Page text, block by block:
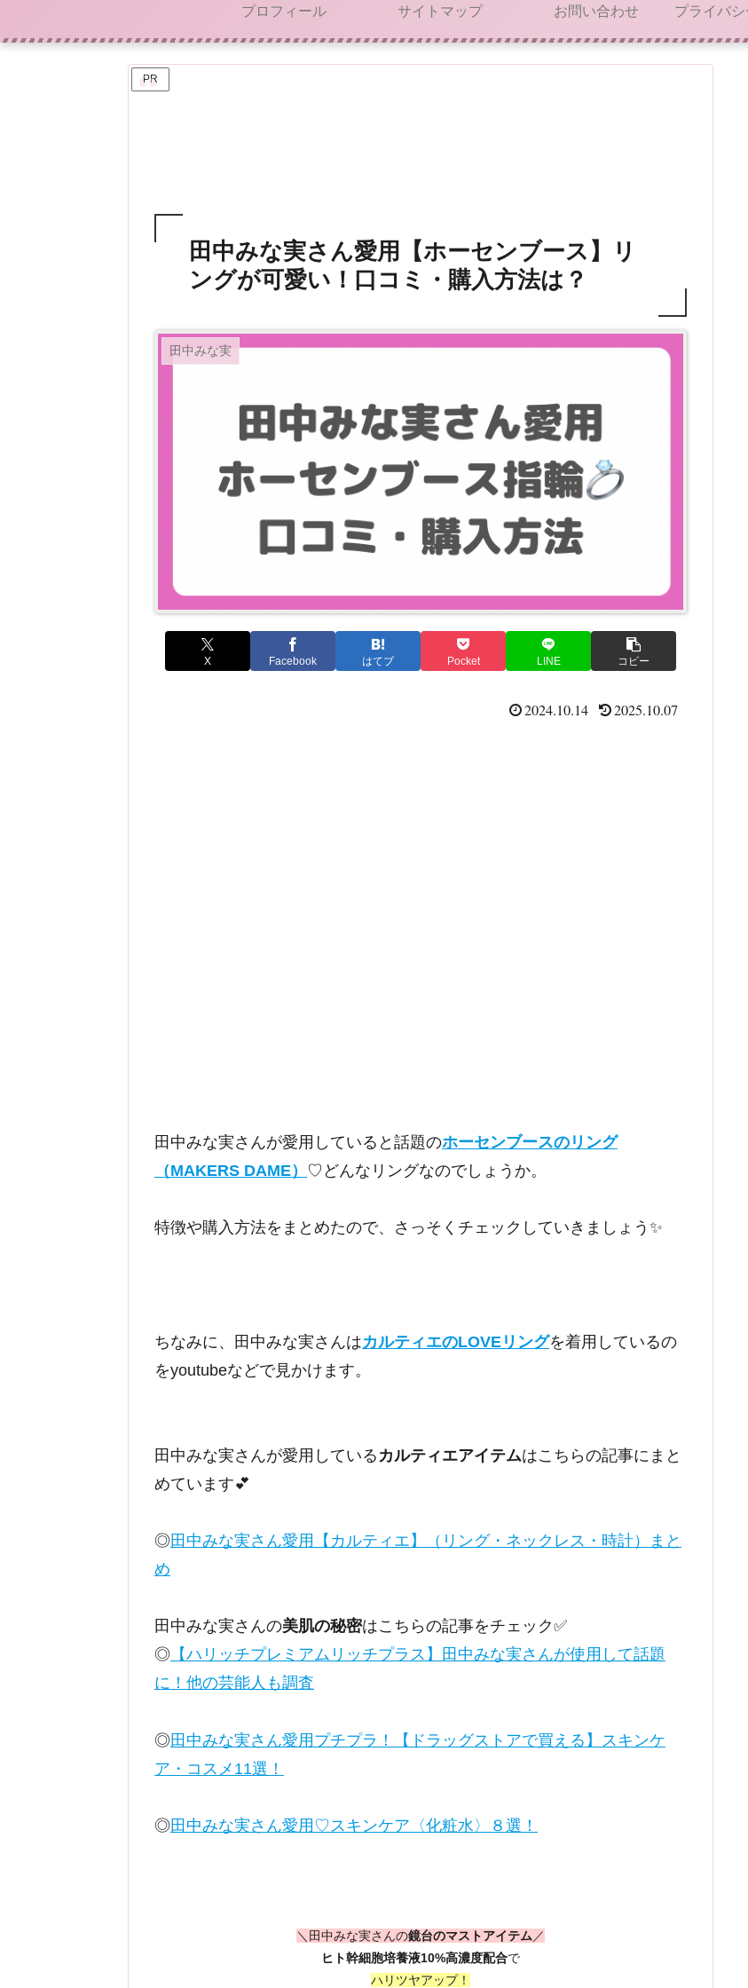
プロフィール サイトマップ お問い合わせ
PR
田中みな実さん愛用【ホーセンブース】リ
ングが可愛い！口コミ・購入方法は？
田中みな実
X Facebook はてブ Pocket LINE コピー
2024.10.14 2025.10.07
田中みな実さんが愛用していると話題のホーセンブースのリング
（MAKERS DAME） ♡どんなリングなのでしょうか。
特徴や購入方法をまとめたので、さっそくチェックしていきましょう✨
ちなみに、田中みな実さんはカルティエのLOVEリングを着用しているの
をyoutubeなどで見かけます。
田中みな実さんが愛用している カルティエアイテムはこちらの記事にまと
めています💕
◎ 田中みな実さん愛用【カルティエ】（リング・ネックレス・時計）まと
め
田中みな実さんの美肌の秘密はこちらの記事をチェック✅
◎ 【ハリッチプレミアムリッチプラス】田中みな実さんが使用して話題
に！他の芸能人も調査
◎ 田中みな実さん愛用プチプラ！【ドラッグストアで買える】スキンケ
ア・コスメ11選！
◎ 田中みな実さん愛用♡スキンケア〈化粧水〉８選！
＼田中みな実さんの鏡台のマストアイテム／
ヒト幹細胞培養液10%高濃度配合で
ハリツヤアップ！